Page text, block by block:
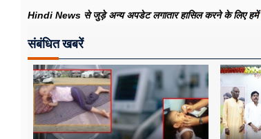
Hindi News से जुड़े अन्य अपडेट लगातार हासिल करने के लिए हमें
संबंधित खबरें